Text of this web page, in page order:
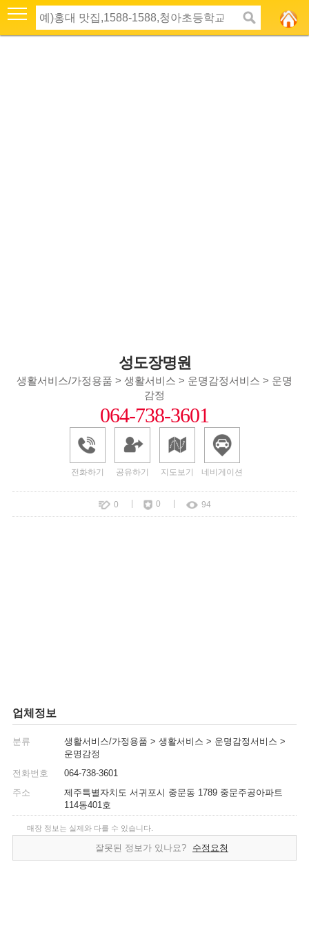
성도장명원
생활서비스/가정용품 > 생활서비스 > 운명감정서비스 > 운명
감정
064-738-3601
전화하기 공유하기 지도보기 네비게이션
0 0 94
업체정보
분류
생활서비스/가정용품 > 생활서비스 > 운명감정서비스 >
운명감정
전화번호
064-738-3601
주소
제주특별자치도 서귀포시 중문동 1789 중문주공아파트
114동401호
매장 정보는 실제와 다를 수 있습니다.
잘못된 정보가 있나요? 수정요청